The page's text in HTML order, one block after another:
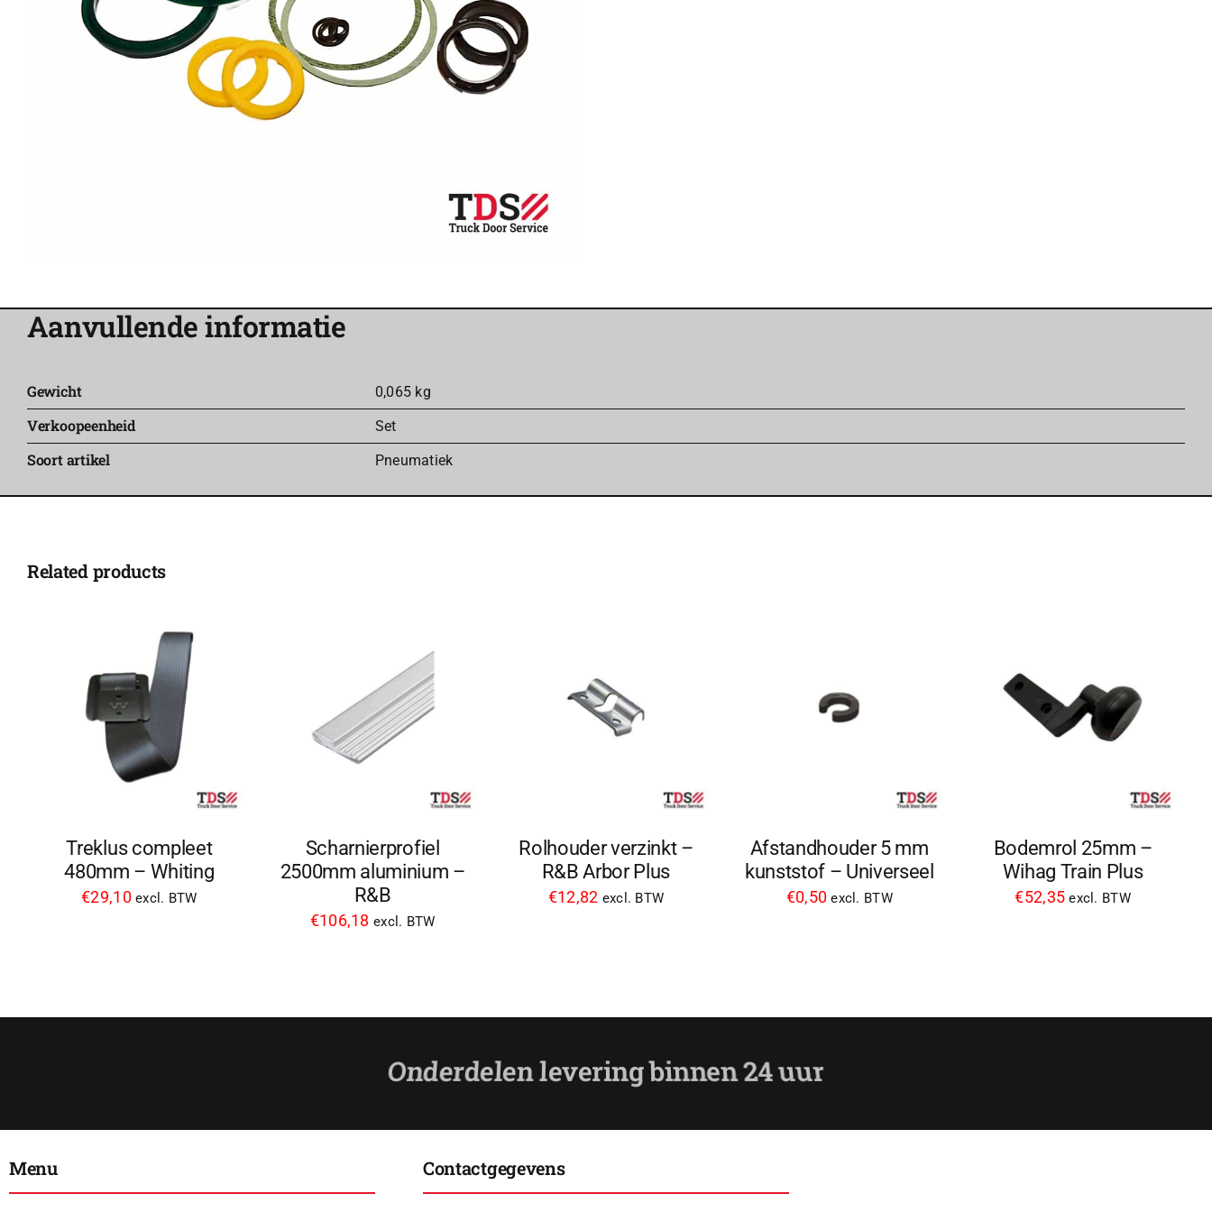
Aanvullende informatie
Gewicht 0,065 kg
Verkoopeenheid Set
Soort artikel Pneumatiek
Related products
Treklus compleet
480mm – Whiting
€29,10 excl. BTW
Scharnierprofiel
2500mm aluminium –
R&B
€106,18 excl. BTW
Rolhouder verzinkt –
R&B Arbor Plus
€12,82 excl. BTW
Afstandhouder 5 mm
kunststof – Universeel
€0,50 excl. BTW
Bodemrol 25mm –
Wihag Train Plus
€52,35 excl. BTW
Menu Contactgegevens